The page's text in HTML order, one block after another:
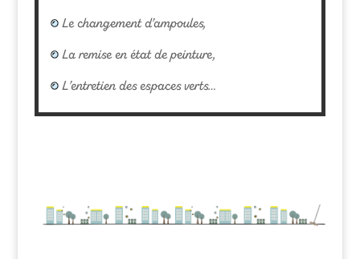
Le changement d’ampoules,
La remise en état de peinture,
L’entretien des espaces verts…